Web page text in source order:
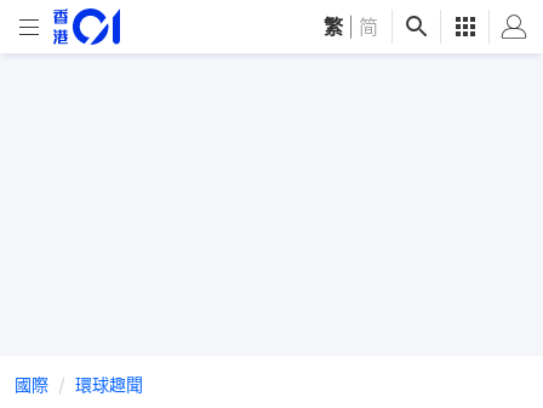
繁 简
國際 環球趣聞